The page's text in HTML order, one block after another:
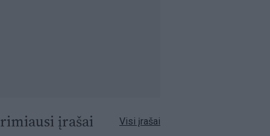
įrašai Visi įrašai